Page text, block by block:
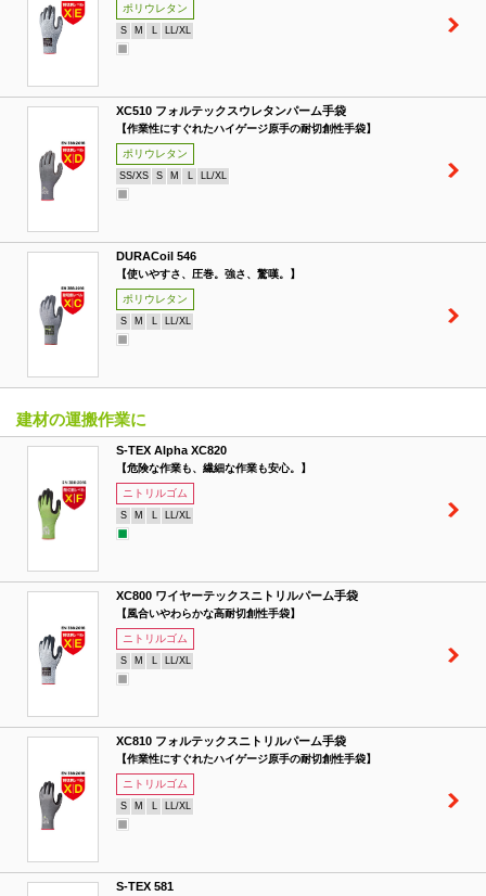
ポリウレタン
S M LL/XL
XC510 フォルテックスウレタンパーム手袋
【作業性にすぐれたハイゲージ原手の耐切創性手袋】
ポリウレタン
SS/XS S M LL/XL
DURACoil 546
【使いやすさ、圧巻。強さ、驚嘆。】
ポリウレタン
S M LL/XL
建材の運搬作業に
S-TEX Alpha XC820
【危険な作業も、繊細な作業も安心。】
ニトリルゴム
S M LL/XL
XC800 ワイヤーテックスニトリルパーム手袋
【風合いやわらかな高耐切創性手袋】
ニトリルゴム
S M LL/XL
XC810 フォルテックスニトリルパーム手袋
【作業性にすぐれたハイゲージ原手の耐切創性手袋】
ニトリルゴム
S M LL/XL
S-TEX 581